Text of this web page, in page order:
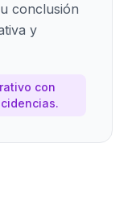
conclusión
y
con